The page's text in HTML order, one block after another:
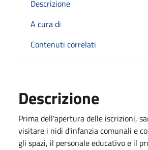
Descrizione
A cura di
Contenuti correlati
Descrizione
Prima dell'apertura delle iscrizioni,
visitare i nidi d'infanzia comunali e
gli spazi, il personale educativo e il